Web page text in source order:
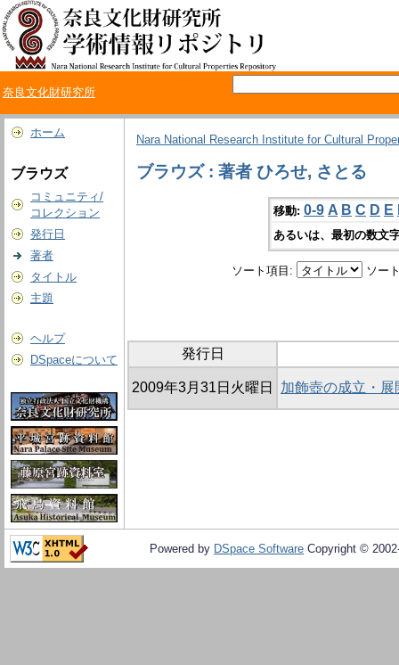
奈良文化財研究所
ホーム
ブラウズ
コミュニティ/
コレクション
発行日
著者
タイトル
主題
ヘルプ
DSpaceについて
Nara National Research Institute for Cultural
ブラウズ : 著者 ひろせ, さとる
移動: 0-9 A B C D E
あるいは、最初の数文
ソート項目: ソー
発行日
2009年3月31日火曜日 加飾壺の成立・
Powered by DSpace Software Copyright ©